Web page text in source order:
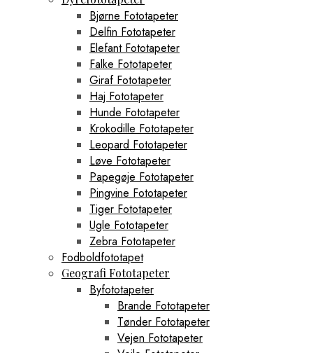
Bjørne Fototapeter
Delfin Fototapeter
Elefant Fototapeter
Falke Fototapeter
Giraf Fototapeter
Haj Fototapeter
Hunde Fototapeter
Krokodille Fototapeter
Leopard Fototapeter
Løve Fototapeter
Papegøje Fototapeter
Pingvine Fototapeter
Tiger Fototapeter
Ugle Fototapeter
Zebra Fototapeter
Fodboldfototapet
Geografi Fototapeter
Byfototapeter
Brande Fototapeter
Tønder Fototapeter
Vejen Fototapeter